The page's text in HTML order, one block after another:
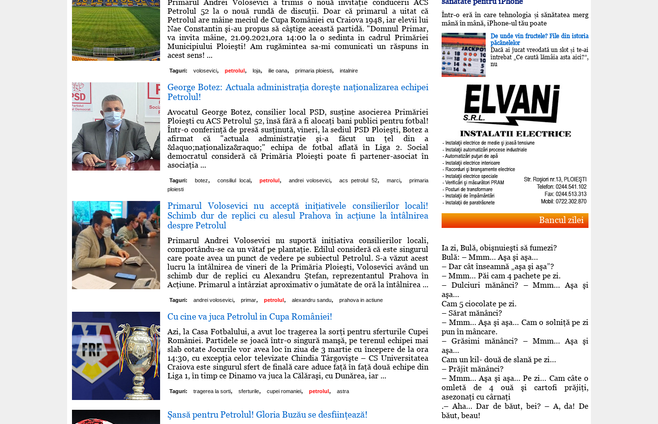
Primarul Andrei Volosevici a trimis o nouă invitaţie conducerii ACS
Petrolul 52 la o nouă rundă de discuţii. Doar că primarul a uitat că
Petrolul are mâine meciul de Cupa României cu Craiova 1948, iar elevii lui
Nae Constantin şi-au propus să câştige această partidă. "Domnul Primar,
va invita mâine, 21.09.2021,ora 14:00 la o sedinta in cadrul Primăriei
Municipiului Ploieşti! Am rugămintea sa-mi comunicati un răspuns in
acest sens! ...
Taguri: volosevici, petrolul, loja, ilie oana, primaria ploiesti, intalnire
George Botez: Actuala administraţia doreşte naţionalizarea echipei
Petrolul!
Avocatul George Botez, consilier local PSD, susţine asocierea Primăriei
Ploieşti cu ACS Petrolul 52, însă fără a fi alocaţi bani publici pentru fotbal!
Într-o conferinţă de presă susţinută, vineri, la sediul PSD Ploieşti, Botez a
afirmat că "actuala administraţie şi-a făcut un ţel din a
&laquo;naţionaliza&raquo;" echipa de fotbal aflată în Liga 2. Social
democratul consideră că Primăria Ploieşti poate fi partener-asociat în
asociaţia ...
Taguri: botez, consiliul local, petrolul, andrei volosevici, acs petrolul 52, marci,
primaria
ploiesti
Primarul Volosevici nu acceptă iniţiativele consilierilor locali!
Schimb dur de replici cu alesul Prahova în acţiune la întâlnirea
despre Petrolul
Primarul Andrei Volosevici nu suportă iniţiativa consilierilor locali,
comportându-se ca un vătaf pe plantaţie. Edilul consideră că este singurul
care poate avea un punct de vedere pe subiectul Petrolul. S-a văzut acest
lucru la întâlnirea de vineri de la Primăria Ploieşti, Volosevici având un
schimb dur de replici cu Alexandru Ştefan, reprezentantul Prahova în
Acţiune. Primarul a întârziat aproximativ o jumătate de oră la întâlnirea ...
Taguri: andrei volosevici, primar, petrolul, alexandru sandu, prahova in actiune
Cu cine va juca Petrolul in Cupa României!
Azi, la Casa Fotbalului, a avut loc tragerea la sorţi pentru sferturile Cupei
României. Partidele se joacă într-o singură manşă, pe terenul echipei mai
slab cotate Jocurile vor avea loc în ziua de 3 martie cu începere de la ora
14:30, cu excepţia celor televizate Chindia Târgovişte – CS Universitatea
Craiova este singurul sfert de finală care aduce faţă în faţă două echipe din
Liga 1, în timp ce Dinamo va juca la Călăraşi, cu Dunărea, iar ...
Taguri: tragerea la sorti, sferturile, cupei romaniei, petrolul, astra
Şansă pentru Petrolul! Gloria Buzău se desfiinţează!
Într-o eră în care tehnologia și sănătatea merg
mână în mână, iPhone-ul tău poate
De unde vin fructele? File din istoria
păcănelelor
Dacă ai jucat vreodată un slot și te-ai
întrebat „Ce caută lămâia asta aici?”,
nu
Bancul zilei
Ia zi, Bulă, obişnuieşti să fumezi?
Bulă: – Mmm… Aşa şi aşa…
– Dar cât înseamnă „aşa şi aşa”?
– Mmm… Păi cam 4 pachete pe zi.
– Dulciuri mănânci? – Mmm… Aşa şi
aşa…
Cam 5 ciocolate pe zi.
– Sărat mănânci?
– Mmm… Aşa şi aşa… Cam o solniţă pe zi
pun în mâncare.
– Grăsimi mănânci? – Mmm… Aşa şi
aşa…
Cam un kil- două de slană pe zi…
– Prăjit mănânci?
– Mmm… Aşa şi aşa… Pe zi… Cam câte o
omletă de 4 ouă şi cartofi prăjiţi,
asezonaţi cu cârnaţi
.– Aha… Dar de băut, bei? – A, da! De
băut, beau!